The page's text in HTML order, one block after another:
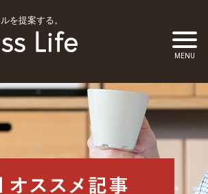
を提案する。